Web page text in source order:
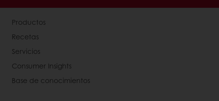
Productos
Recetas
Servicios
Consumer Insights
Base de conocimientos